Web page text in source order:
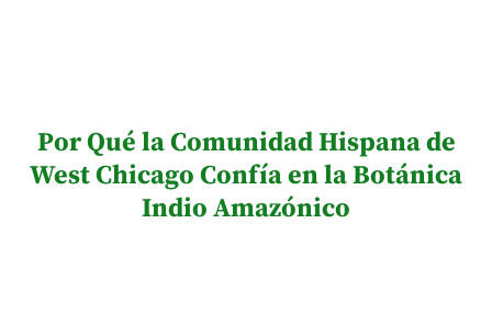
Por Qué la Comunidad Hispana de
West Chicago Confía en la Botánica
Indio Amazónico